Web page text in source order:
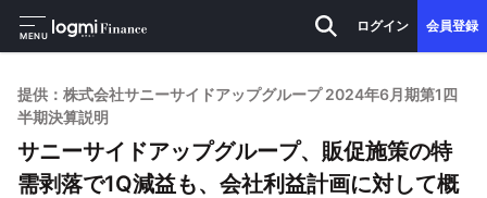
MENU
ログイン 会員登録
提供：株式会社サニーサイドアップグループ 2024年6月期第1四
半期決算説明
サニーサイドアップグループ、販促施策の特
需剥落で1Q減益も、会社利益計画に対して概